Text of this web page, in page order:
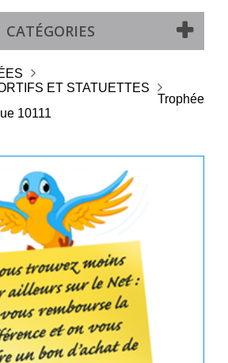
CATÉGORIES
ET STATUETTES
Trophée
10111